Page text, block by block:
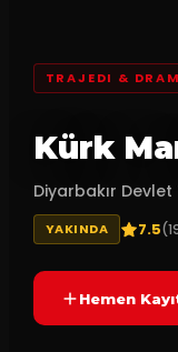
TRAJEDI & DRAM
Kürk
Diyarbakır
YAKINDA 7.5(
Hemen